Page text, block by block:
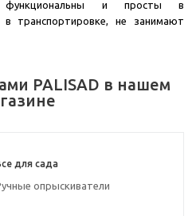
функциональны и просты в
транспортировке, не занимают
PALISAD в нашем
для сада
опрыскиватели